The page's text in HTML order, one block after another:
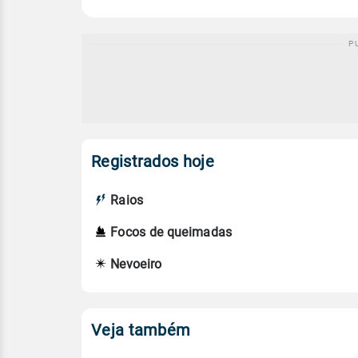
Registrados hoje
Raios
Focos de queimadas
Nevoeiro
Veja também